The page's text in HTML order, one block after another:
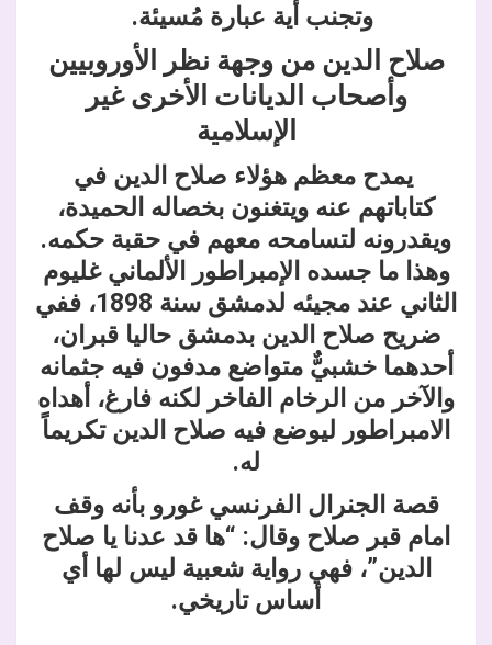
وتجنب أية عبارة مُسيئة.
صلاح الدين من وجهة نظر الأوروبيين
وأصحاب الديانات الأخرى غير
الإسلامية
يمدح معظم هؤلاء صلاح الدين في
كتاباتهم عنه ويتغنون بخصاله الحميدة،
ويقدرونه لتسامحه معهم في حقبة حكمه.
وهذا ما جسده الإمبراطور الألماني غليوم
الثاني عند مجيئه لدمشق سنة 1898، ففي
ضريح صلاح الدين بدمشق حاليا قبران،
أحدهما خشبيٌّ متواضع مدفون فيه جثمانه
والآخر من الرخام الفاخر لكنه فارغ، أهداه
الامبراطور ليوضع فيه صلاح الدين تكريماً
له.
قصة الجنرال الفرنسي غورو بأنه وقف
امام قبر صلاح وقال: “ها قد عدنا يا صلاح
الدين”، فهي رواية شعبية ليس لها أي
أساس تاريخي.